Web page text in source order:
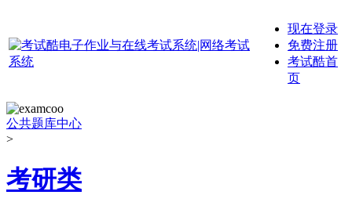
现在登录
免费注册
考试酷首
页
公共题库中心
>
考研类